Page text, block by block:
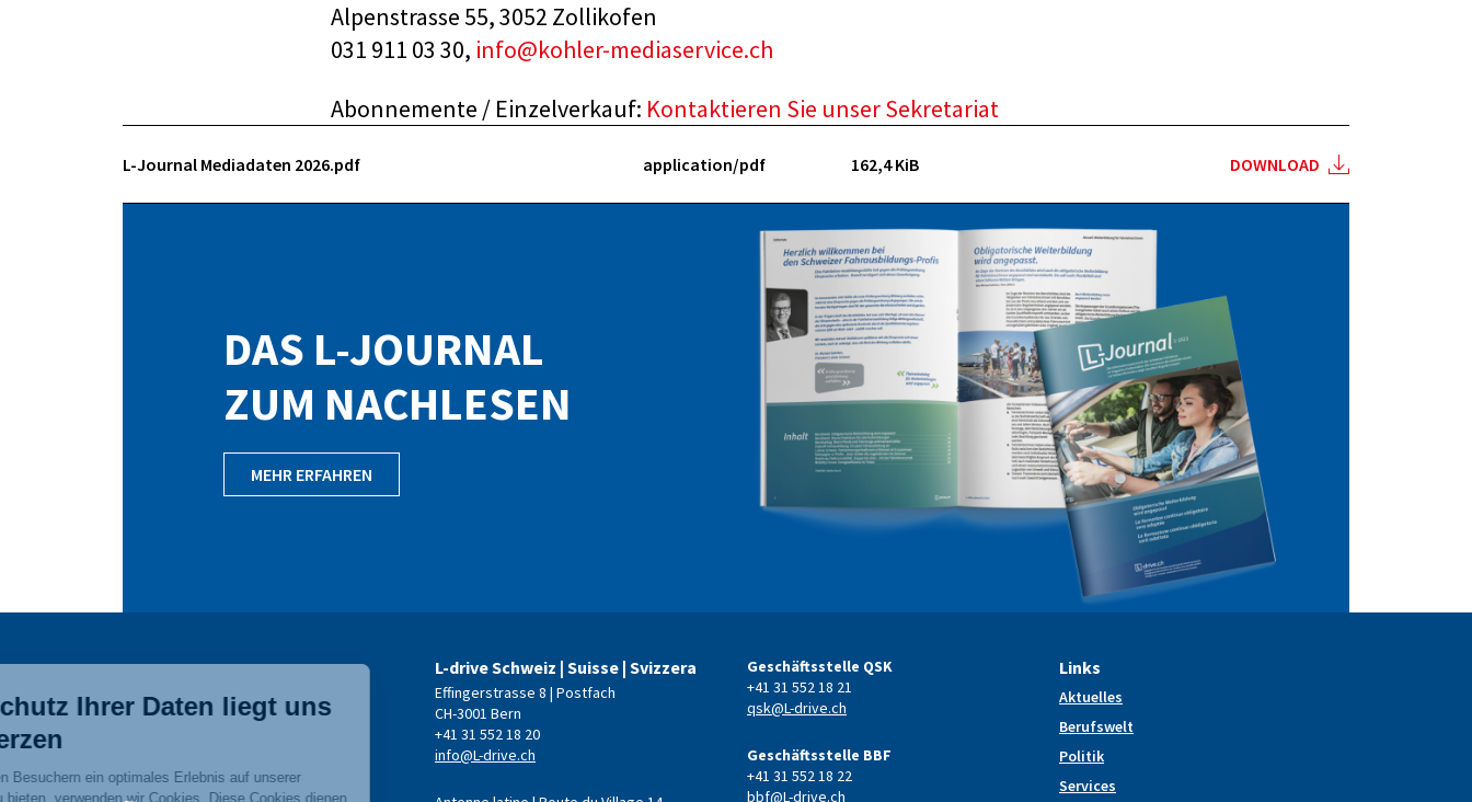
Alpenstrasse 55, 3052 Zollikofen
031 911 03 30, info@kohler-mediaservice.ch
Abonnemente / Einzelverkauf: Kontaktieren Sie unser Sekretariat
L-Journal Mediadaten 2026.pdf application/pdf 162,4 KiB DOWNLOAD
DAS L-JOURNAL
ZUM NACHLESEN
MEHR ERFAHREN
L-drive Schweiz | Suisse | Svizzera
Effingerstrasse 8 | Postfach
CH-3001 Bern
+41 31 552 18 20
info@L-drive.ch
Geschäftsstelle QSK
+41 31 552 18 21
qsk@L-drive.ch
Geschäftsstelle BBF
+41 31 552 18 22
bbf@L-drive.ch
Links
Aktuelles
Berufswelt
Politik
Services